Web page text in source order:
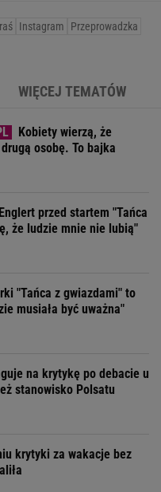
Instagram
Przeprowadzka
WIĘCEJ TEMATÓW
Kobiety wierzą, że
osobę. To bajka
przed startem "Tańca
że ludzie mnie nie lubią"
"Tańca z gwiazdami" to
musiała być uważna"
na krytykę po debacie u
stanowisko Polsatu
krytyki za wakacje bez